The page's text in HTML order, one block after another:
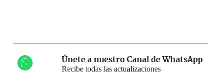
Únete a nuestro Canal de WhatsApp
Recibe todas las actualizaciones